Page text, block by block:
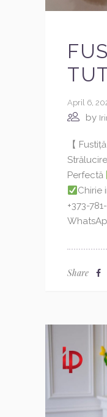
April 6,
by
【
Perfectă
Chirie
+373-
Share